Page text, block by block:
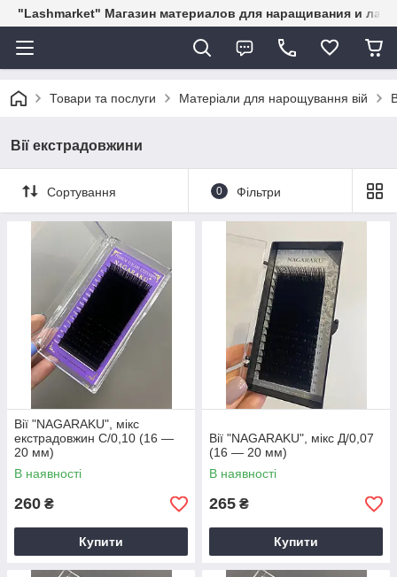
"Lashmarket" Магазин материалов для наращивания и
Товари та послуги Матеріали для нарощування вій
Вії екстрадовжини
Сортування 0 Фільтри
Вії "NAGARAKU", мікс
екстрадовжин С/0,10 (16 —
20 мм)
В наявності
260 ₴
Купити
Вії "NAGARAKU", мікс Д/0,07
(16 — 20 мм)
В наявності
265 ₴
Купити